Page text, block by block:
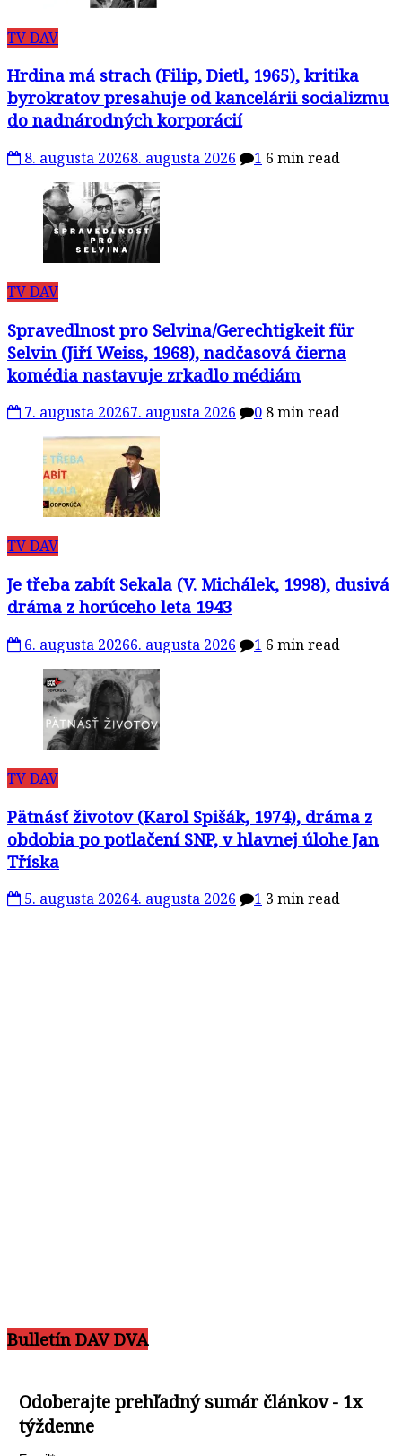
TV DAV
Hrdina má strach (Filip, Dietl, 1965), kritika
byrokratov presahuje od kancelárii socializmu
do nadnárodných korporácií
8. augusta 20268. augusta 2026 1 6 min read
TV DAV
Spravedlnost pro Selvina/Gerechtigkeit für
Selvin (Jiří Weiss, 1968), nadčasová čierna
komédia nastavuje zrkadlo médiám
7. augusta 20267. augusta 2026 0 8 min read
TV DAV
Je třeba zabít Sekala (V. Michálek, 1998), dusivá
dráma z horúceho leta 1943
6. augusta 20266. augusta 2026 1 6 min read
TV DAV
Pätnásť životov (Karol Spišák, 1974), dráma z
obdobia po potlačení SNP, v hlavnej úlohe Jan
Tříska
5. augusta 20264. augusta 2026 1 3 min read
Bulletín DAV DVA
Odoberajte prehľadný sumár článkov - 1x
týždenne